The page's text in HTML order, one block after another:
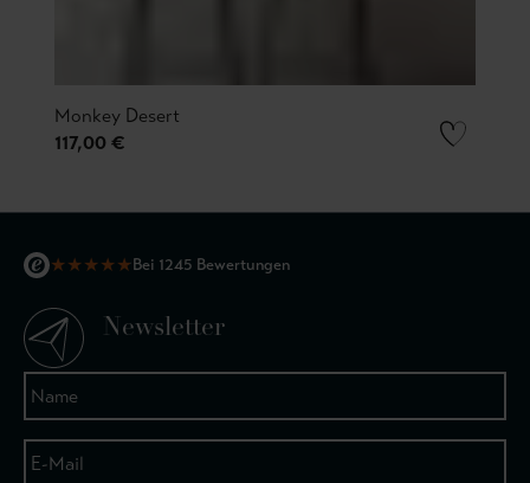
Monkey Desert
117,00 €
★★★★★Bei 1245 Bewertungen
Newsletter